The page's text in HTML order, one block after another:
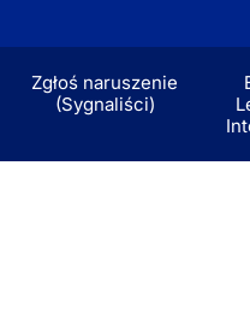
Zgłoś naruszenie
(Sygnaliści)